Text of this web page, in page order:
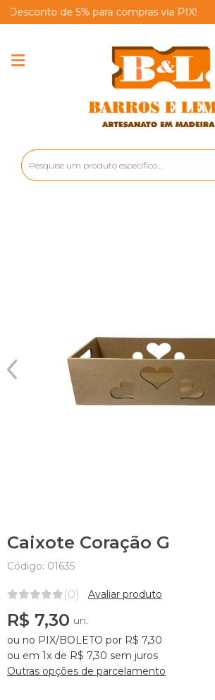
de 5% para compras via PIX! |
Caixote Coração G
Código: 01635
(0) Avaliar produto
R$ 7,30 un.
ou no PIX/BOLETO por R$ 7,30
ou em 1x de R$ 7,30 sem juros
Outras opções de parcelamento